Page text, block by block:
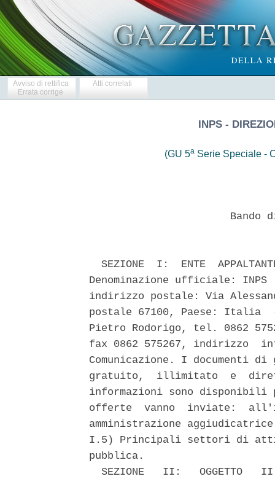
Avviso di rettifica
Errata corrige
Atti correlati
INPS -
(GU 5aSerie Speciale -
Bando
SEZIONE  I:  ENTE
Denominazione ufficiale:
indirizzo postale: Via
postale 67100, Paese: Italia
Pietro Rodorigo, tel. 0862
fax 0862 575267, indirizzo
Comunicazione. I documenti
gratuito,  illimitato  e
informazioni sono
offerte  vanno  inviate:
amministrazione
I.5) Principali settori di
pubblica.
SEZIONE   II:   OGGETTO